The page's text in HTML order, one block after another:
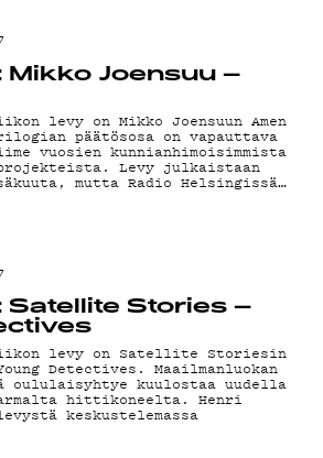
Mikko Joensuu –
levy on Mikko Joensuun Amen
päätösosa on vapauttava
vuosien kunnianhimoisimmista
Levy julkaistaan
mutta Radio Helsingissä…
Satellite Stories –
levy on Satellite Storiesin
Detectives. Maailmanluokan
oululaisyhtye kuulostaa uudella
hittikoneelta. Henri
keskustelemassa